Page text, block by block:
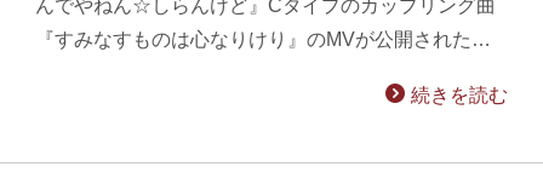
んでやねん☆しらんけど』Cタイプのカップリング曲
『すみなすものは心なりけり』のMVが公開された…
続きを読む